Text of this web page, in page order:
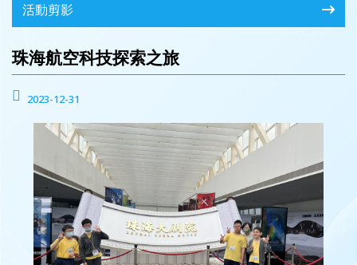
活動剪影
珠海航空科技探索之旅
2023-12-31